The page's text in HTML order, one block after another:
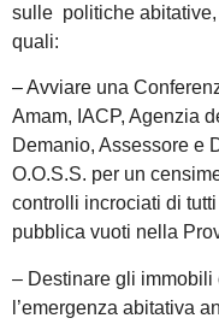
sulle politiche
quali:
– Avviare una
Amam, IACP, Agenzia
Demanio, Assessore e
O.O.S.S. per un
controlli incrociati di
pubblica vuoti nella
– Destinare gli
l’emergenza abitativa